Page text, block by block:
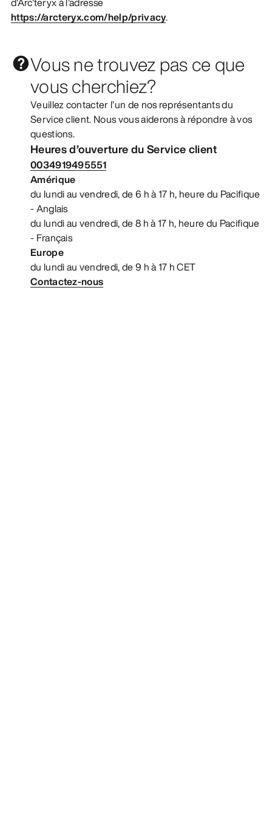
https://arcteryx.com/help/privacy.
Vous ne trouvez pas ce que
vous cherchiez?
Veuillez contacter l’un de nos représentants du
Service client. Nous vous aiderons à répondre à vos
questions.
Heures d’ouverture du Service client
0034919495551
Amérique
du lundi au vendredi, de 6 h à 17 h, heure du Pacifique
- Anglais
du lundi au vendredi, de 8 h à 17 h, heure du Pacifique
- Français
Europe
du lundi au vendredi, de 9 h à 17 h CET
Contactez-nous